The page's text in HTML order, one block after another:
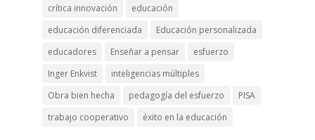
crítica innovación
educación
educación diferenciada
Educación personalizada
educadores
Enseñar a pensar
esfuerzo
Inger Enkvist
inteligencias múltiples
Obra bien hecha
pedagogía del esfuerzo
PISA
trabajo cooperativo
éxito en la educación